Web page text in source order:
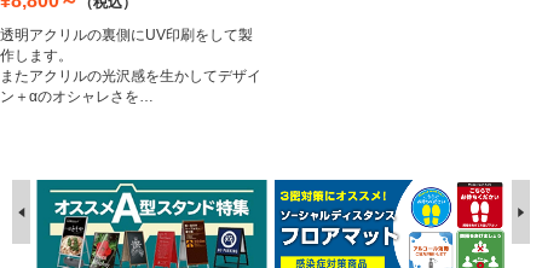
透明アクリルの裏側にUV印刷をして製
作します。
またアクリルの光沢感を生かしてデザイ
ン＋αのオシャレさを…